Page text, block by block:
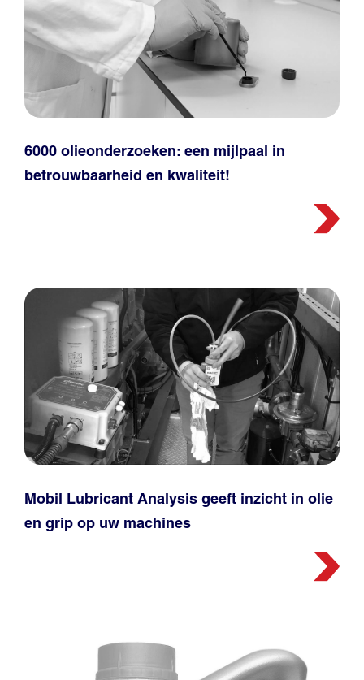
6000 olieonderzoeken: een mijlpaal in
betrouwbaarheid en kwaliteit!
Mobil Lubricant Analysis geeft inzicht in olie
en grip op uw machines